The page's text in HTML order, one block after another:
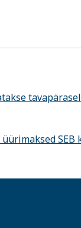
SEB